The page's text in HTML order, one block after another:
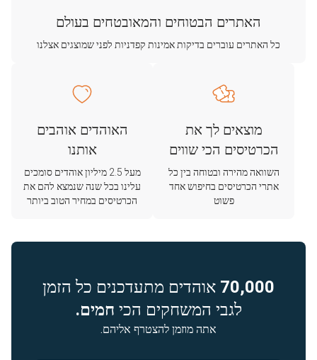
האתרים הבטוחים והמאובטחים בעולם
כל האתרים עוברים בדיקות אמינות קפדניות לפני שמוצגים אצלנו
מוצאים לך את
הכרטיסים הכי שווים
השוואה מהירה ובטוחה בין כל
אתרי הכרטיסים בחיפוש אחד
פשוט
האוהדים אוהבים
אותנו
מעל 2.5 מיליון אוהדים סומכים
עלינו בכל שנה שנמצא להם את
הכרטיסים במחיר הטוב ביותר
70,000 אוהדים מתעדכנים כל הזמן
לגבי המשחקים הכי חמים.
אתה מוזמן להצטרף אליהם.